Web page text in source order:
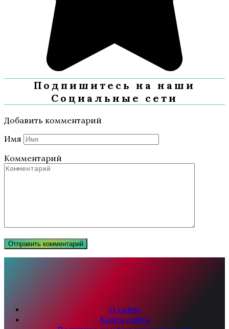
Подпишитесь на наши
Социальные сети
Добавить комментарий
Имя
Комментарий
О сайте
Карта сайта